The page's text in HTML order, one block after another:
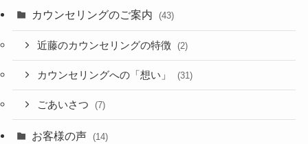
カウンセリングのご案内 (43)
近藤のカウンセリングの特徴 (2)
カウンセリングへの「想い」 (31)
ごあいさつ (7)
お客様の声 (14)